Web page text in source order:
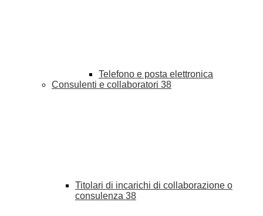
Telefono e posta elettronica
Consulenti e collaboratori 38
Titolari di incarichi di collaborazione o
consulenza 38